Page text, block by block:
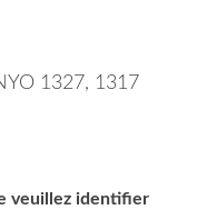
1327, 1317
veuillez identifier